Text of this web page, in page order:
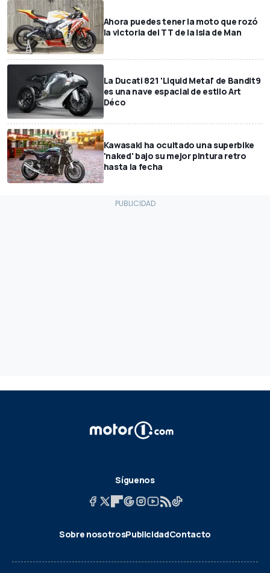
Ahora puedes tener la moto que rozó
la victoria del TT de la Isla de Man
La Ducati 821 'Liquid Metal' de Bandit9
es una nave espacial de estilo Art
Déco
Kawasaki ha ocultado una superbike
'naked' bajo su mejor pintura retro
hasta la fecha
Síguenos
Sobre nosotrosPublicidadContacto